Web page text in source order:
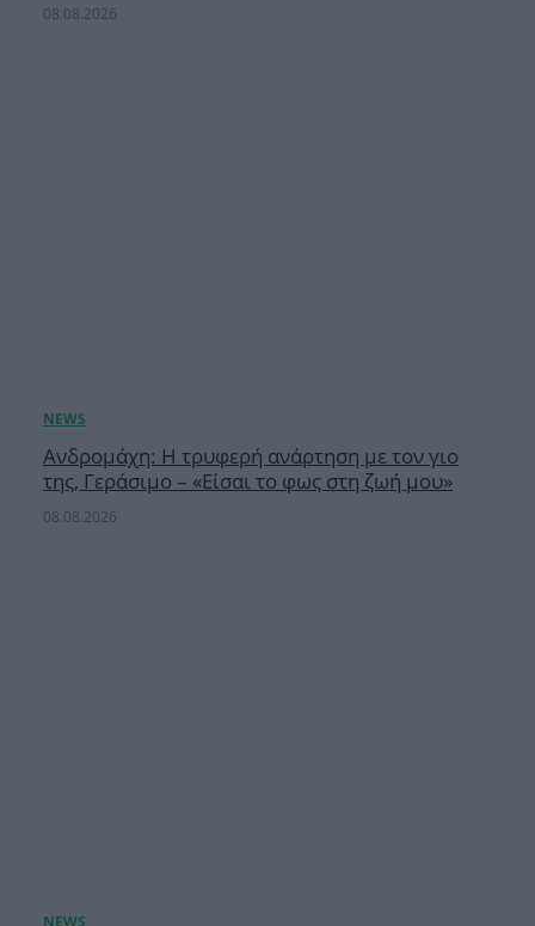
08.08.2026
Ανδρομάχη: Η τρυφερή ανάρτηση με τον γιο
της, Γεράσιμο – «Είσαι το φως στη ζωή μου»
08.08.2026